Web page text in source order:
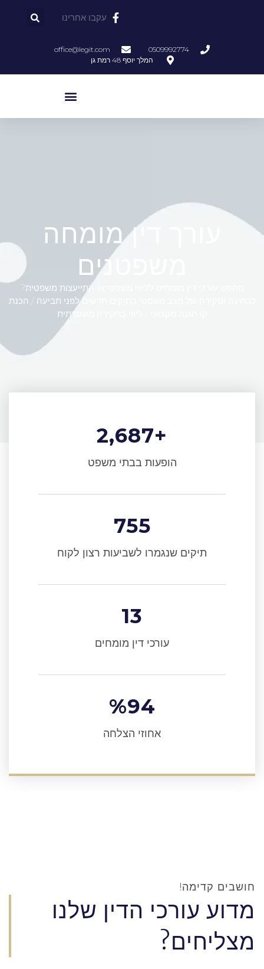
0509992774
office@legit.com
המלך יוסף 48 רמת גן
עקבו אחרינו
עורך דין מומחה
משפטנים​
מחפש עורכי דין מומחים לליווי משפטי או התייעצות משפטית?
לבחינה וסקירה של מצב משפטי בתיקים חדשים לפני תביעה / הכנת
קו הגנה מקצועי / ליווי בחקירה משטרתית
הופעות בבתי משפט
+
2,687
תיקים שנגמרו לשביעות רצון לקוח
755
עורכי דין מומחים
13
אחוזי הצלחה
94
%
חושבים קדימה!
מדוע עורכי הדין שלנו
מצליחים?